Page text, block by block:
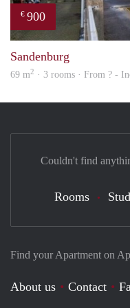
€ 900
Sandenburg
69 m2 · 3 rooms · From ? -
Find your Apartment on
About us Contact
Couldn't find
Rooms